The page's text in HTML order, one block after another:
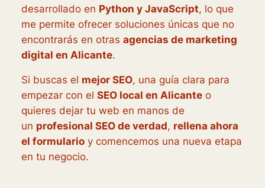
desarrollado en Python y JavaScript, lo que
me permite ofrecer soluciones únicas que no
encontrarás en otras agencias de marketing
digital en Alicante.
Si buscas el mejor SEO, una guía clara para
empezar con el SEO local en Alicanteo
quieres dejar tu web en manos de
un profesional SEO de verdad, rellena ahora
el formularioy comencemos una nueva etapa
en tu negocio.